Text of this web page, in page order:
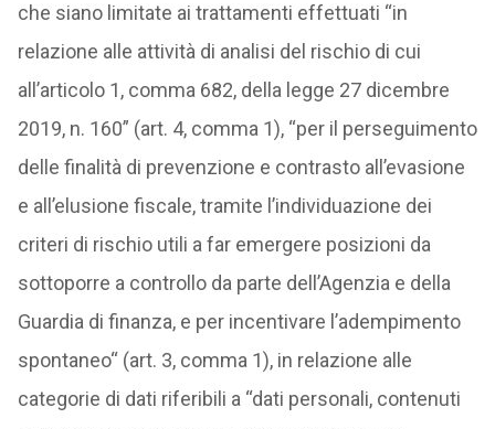
che siano limitate ai trattamenti effettuati “in
relazione alle attività di analisi del rischio di cui
all’articolo 1, comma 682, della legge 27 dicembre
2019, n. 160” (art. 4, comma 1), “per il perseguimento
delle finalità di prevenzione e contrasto all’evasione
e all’elusione fiscale, tramite l’individuazione dei
criteri di rischio utili a far emergere posizioni da
sottoporre a controllo da parte dell’Agenzia e della
Guardia di finanza, e per incentivare l’adempimento
spontaneo“ (art. 3, comma 1), in relazione alle
categorie di dati riferibili a “dati personali, contenuti